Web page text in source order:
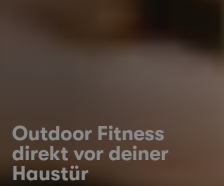
Outdoor Fitness
direkt vor deiner
Haustür